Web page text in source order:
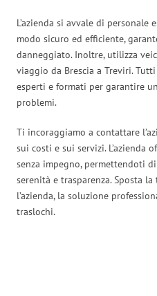
L’azienda si avvale di
modo sicuro ed efficiente,
danneggiato. Inoltre, utilizza
viaggio da Brescia a Treviri.
esperti e formati per garantire
problemi.
Ti incoraggiamo a contattare
sui costi e sui servizi. L’azienda
senza impegno, permettendoti
serenità e trasparenza. Sposta
l’azienda, la soluzione
traslochi.